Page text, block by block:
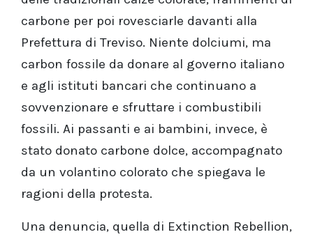
carbone per poi rovesciarle davanti alla
Prefettura di Treviso. Niente dolciumi, ma
carbon fossile da donare al governo italiano
e agli istituti bancari che continuano a
sovvenzionare e sfruttare i combustibili
fossili. Ai passanti e ai bambini, invece, è
stato donato carbone dolce, accompagnato
da un volantino colorato che spiegava le
ragioni della protesta.
Una denuncia, quella di Extinction Rebellion,